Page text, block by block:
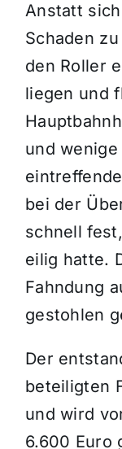
Anstatt
Schaden
den Roller
liegen und
und
bei der
schnell
eilig hatte.
Fahndung
gestohlen
Der
beteiligten
und wird
6.600 Euro